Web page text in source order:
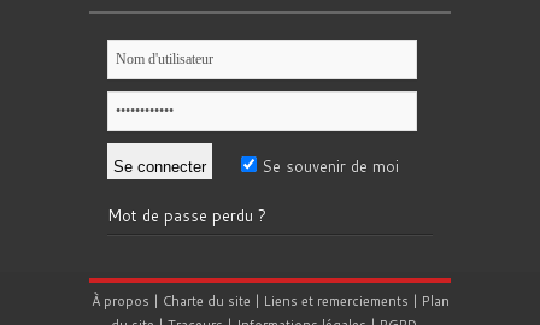
Se souvenir de moi
Mot de passe perdu ?
À propos | Charte du site | Liens et remerciements | Plan